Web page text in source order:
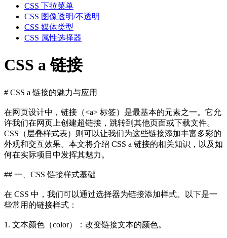
CSS 下拉菜单
CSS 图像透明/不透明
CSS 媒体类型
CSS 属性选择器
CSS a 链接
# CSS a 链接的魅力与应用
在网页设计中，链接（<a> 标签）是最基本的元素之一。它允
许我们在网页上创建超链接，跳转到其他页面或下载文件。
CSS（层叠样式表）则可以让我们为这些链接添加丰富多彩的
外观和交互效果。本文将介绍 CSS a 链接的相关知识，以及如
何在实际项目中发挥其魅力。
## 一、CSS 链接样式基础
在 CSS 中，我们可以通过选择器为链接添加样式。以下是一
些常用的链接样式：
1. 文本颜色（color）：改变链接文本的颜色。